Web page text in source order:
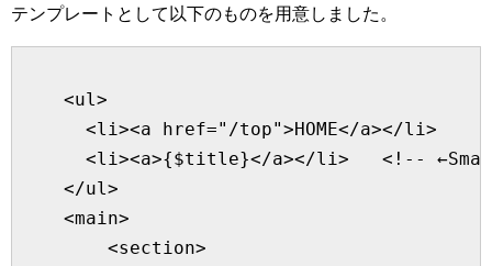
テンプレートとして以下のものを用意しました。
    <ul>
      <li><a href="/top">HOME</a></li>
<li><a>{$title}</a></li>   <!--
    </ul>
    <main>
        <section>